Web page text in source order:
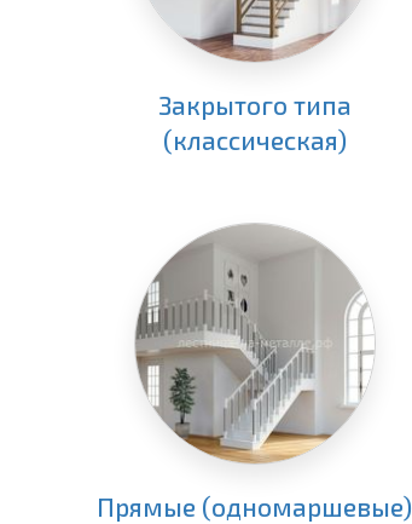
Закрытого типа
(классическая)
Прямые (одномаршевые)